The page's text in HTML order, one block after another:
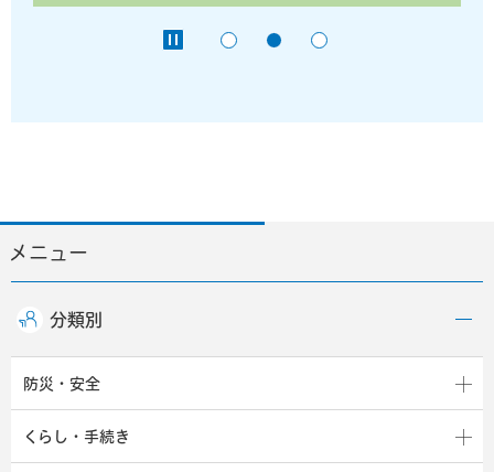
メニュー
分類別
防災・安全
くらし・手続き